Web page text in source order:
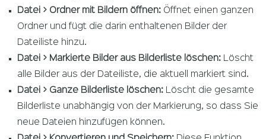
Datei > Ordner mit Bildern öffnen: Öffnet einen ganzen
Ordner und fügt die darin enthaltenen Bilder der
Dateiliste hinzu.
Datei > Markierte Bilder aus Bilderliste löschen: Löscht
alle Bilder aus der Dateiliste, die aktuell markiert sind.
Datei > Ganze Bilderliste löschen:
Löscht die gesamte
Bilderliste unabhängig von der Markierung, so dass Sie
neue Dateien hinzufügen können.